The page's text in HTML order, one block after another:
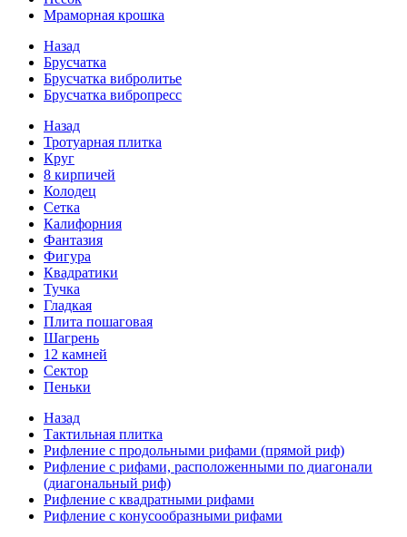
Мраморная крошка
Назад
Брусчатка
Брусчатка вибролитье
Брусчатка вибропресс
Назад
Тротуарная плитка
Круг
8 кирпичей
Колодец
Сетка
Калифорния
Фантазия
Фигура
Квадратики
Тучка
Гладкая
Плита пошаговая
Шагрень
12 камней
Сектор
Пеньки
Назад
Тактильная плитка
Рифление с продольными рифами (прямой риф)
Рифление с рифами, расположенными по диагонали
(диагональный риф)
Рифление с квадратными рифами
Рифление с конусообразными рифами